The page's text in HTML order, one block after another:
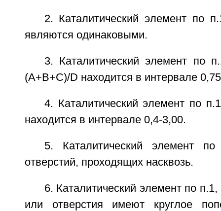
2. Каталитический элемент по
являются одинаковыми.
3. Каталитический элемент по
(A+B+C)/D находится в интервале
4. Каталитический элемент по
находится в интервале 0,4-3,00.
5. Каталитический элемент
отверстий, проходящих насквозь.
6. Каталитический элемент по
или отверстия имеют круглое